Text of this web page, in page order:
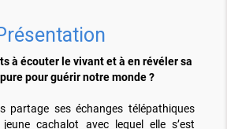
à écouter le vivant et à en révéler sa
pour guérir notre monde ?
partage ses échanges télépathiques
cachalot avec lequel elle s’est